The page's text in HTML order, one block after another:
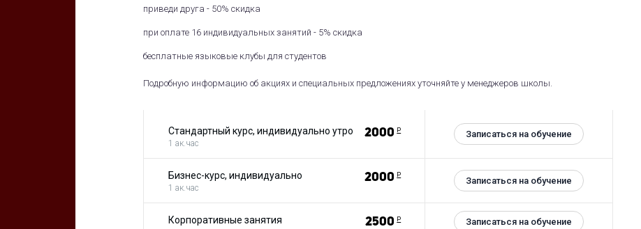
приведи друга - 50% скидка
при оплате 16 индивидуальных занятий - 5% скидка
бесплатные языковые клубы для студентов
Подробную информацию об акциях и специальных предложениях уточняйте у менеджеров школы.
Стандартный курс, индивидуально утро
1 ак.час
2000 Р Записаться на обучение
Бизнес-курс, индивидуально
1 ак.час
2000 Р
Записаться на обучение
Корпоративные занятия 2500 Р Записаться на обучение